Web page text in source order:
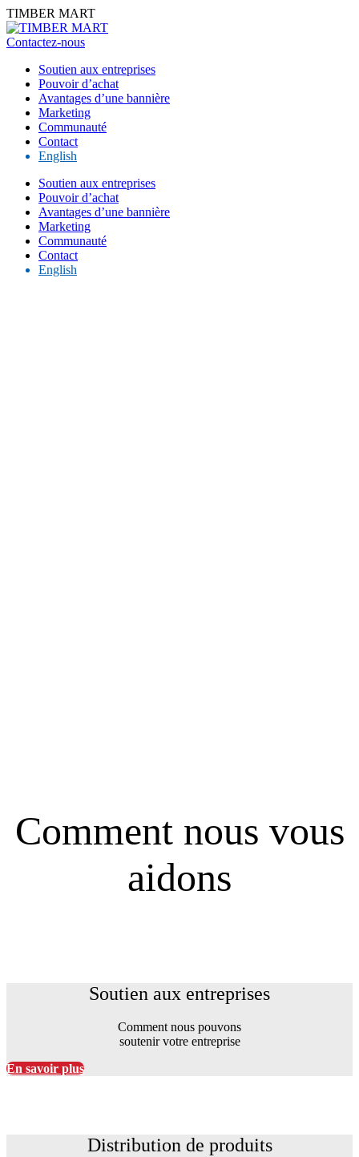
Skip
to
content
TIMBER MART
Contactez-nous
Soutien aux entreprises
Pouvoir d’achat
Avantages d’une bannière
Marketing
Communauté
Contact
English
Soutien aux entreprises
Pouvoir d’achat
Avantages d’une bannière
Marketing
Communauté
Contact
English
Comment nous vous
aidons
Soutien aux entreprises
Comment nous pouvons
soutenir votre entreprise
En savoir plus
Distribution de produits